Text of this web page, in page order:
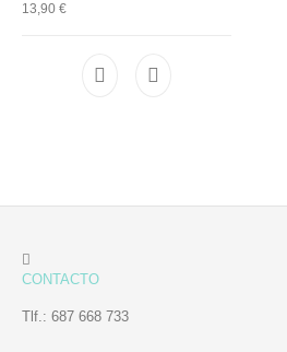
13,90 €
CONTACTO
Tlf.: 687 668 733